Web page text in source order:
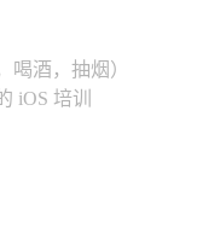
喝酒，抽烟）
iOS 培训